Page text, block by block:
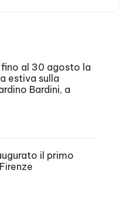
fino al 30 agosto la
estiva sulla
Bardini, a
il primo